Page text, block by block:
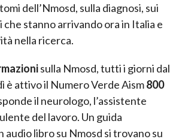
dell’Nmosd, sulla diagnosi, sui
stanno arrivando ora in Italia e
nella ricerca.
sulla Nmosd, tutti i giorni dal
è attivo il Numero Verde Aism800
il neurologo, l’assistente
del lavoro. Un guida
audio libro su Nmosd si trovano su